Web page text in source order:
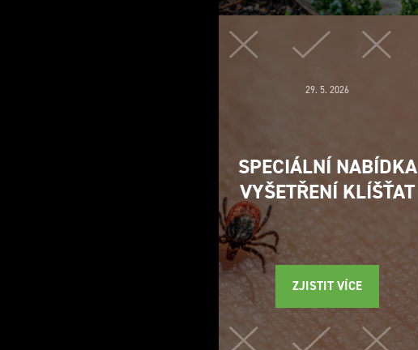
29. 5. 2026
SPECIÁLNÍ NABÍDKA
VYŠETŘENÍ KLÍŠŤAT
ZJISTIT VÍCE